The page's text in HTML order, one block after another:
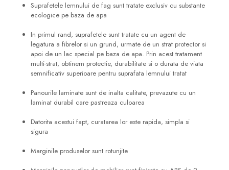
Suprafetele lemnului de fag sunt tratate exclusiv cu substante
ecologice pe baza de apa
In primul rand, suprafetele sunt tratate cu un agent de
legatura a fibrelor si un grund, urmate de un strat protector si
apoi de un lac special pe baza de apa. Prin acest tratament
multi-strat, obtinem protectie, durabilitate si o durata de viata
semnificativ superioare pentru suprafata lemnului tratat
Panourile laminate sunt de inalta calitate, prevazute cu un
laminat durabil care pastreaza culoarea
Datorita acestui fapt, curatarea lor este rapida, simpla si
sigura
Marginile produselor sunt rotunjite